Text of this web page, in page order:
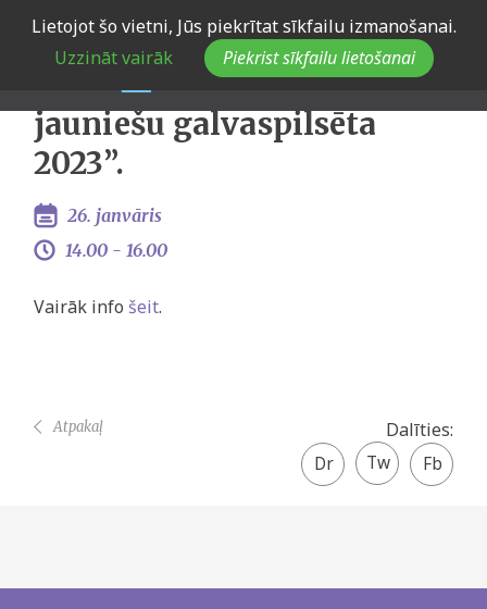
Lietojot šo vietni, Jūs piekrītat sīkfailu izmanošanai.
Uzzināt vairāk
Piekrist sīkfailu lietošanai
Preses konference
“Bauskas novads- Latvijas
jauniešu galvaspilsēta
2023”.
26. janvāris
14.00 - 16.00
Vairāk info šeit.
Dalīties:
Facebook
share
Twitter
Atpakaļ